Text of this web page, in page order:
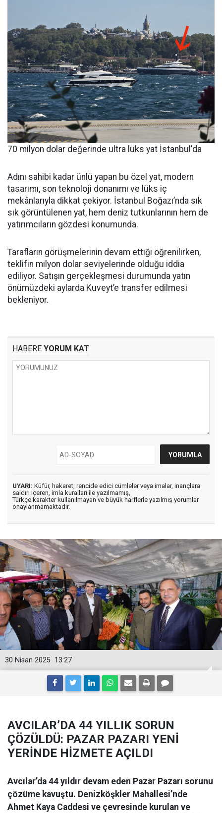
70 milyon dolar değerinde ultra lüks yat İstanbul'da
Adını sahibi kadar ünlü yapan bu özel yat, modern
tasarımı, son teknoloji donanımı ve lüks iç
mekânlarıyla dikkat çekiyor. İstanbul Boğazı’nda sık
sık görüntülenen yat, hem deniz tutkunlarının hem de
yatırımcıların gözdesi konumunda.
Tarafların görüşmelerinin devam ettiği öğrenilirken,
teklifin milyon dolar seviyelerinde olduğu iddia
ediliyor. Satışın gerçekleşmesi durumunda yatın
önümüzdeki aylarda Kuveyt’e transfer edilmesi
bekleniyor.
HABERE YORUM KAT
UYARI: Küfür, hakaret, rencide edici cümleler veya imalar, inançlara
saldırı içeren, imla kuralları ile yazılmamış,
Türkçe karakter kullanılmayan ve büyük harflerle yazılmış yorumlar
onaylanmamaktadır.
13:27
30 Nisan 2025
AVCILAR’DA 44 YILLIK SORUN
ÇÖZÜLDÜ: PAZAR PAZARI YENİ
YERİNDE HİZMETE AÇILDI
Avcılar’da 44 yıldır devam eden Pazar Pazarı sorunu
çözüme kavuştu. Denizköşkler Mahallesi’nde
Ahmet Kaya Caddesi ve çevresinde kurulan ve